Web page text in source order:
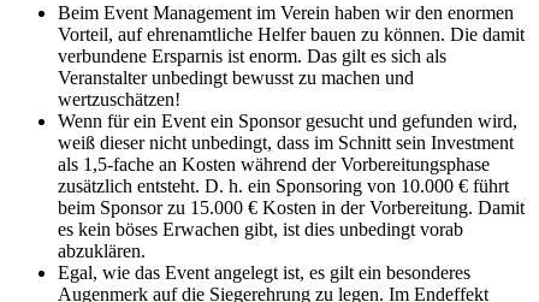
Beim Event Management im Verein haben wir den enormen
Vorteil, auf ehrenamtliche Helfer bauen zu können. Die damit
verbundene Ersparnis ist enorm. Das gilt es sich als
Veranstalter unbedingt bewusst zu machen und
wertzuschätzen!
Wenn für ein Event ein Sponsor gesucht und gefunden wird,
weiß dieser nicht unbedingt, dass im Schnitt sein Investment
als 1,5-fache an Kosten während der Vorbereitungsphase
zusätzlich entsteht. D. h. ein Sponsoring von 10.000 € führt
beim Sponsor zu 15.000 € Kosten in der Vorbereitung. Damit
es kein böses Erwachen gibt, ist dies unbedingt vorab
abzuklären.
Egal, wie das Event angelegt ist, es gilt ein besonderes
Augenmerk auf die Siegerehrung zu legen. Im Endeffekt